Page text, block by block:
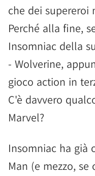
che dei supereroi
Perché alla fine,
Insomniac della
- Wolverine,
gioco action in
C'è davvero
Marvel?
Insomniac ha già
Man (e mezzo,